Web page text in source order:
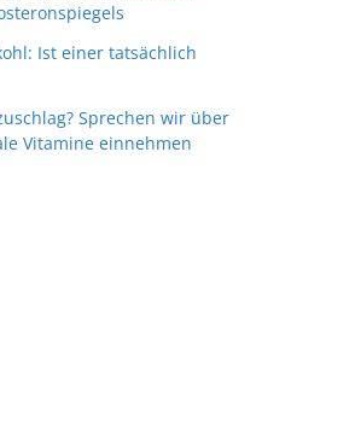
Ist einer tatsächlich
Sprechen wir über
Vitamine einnehmen